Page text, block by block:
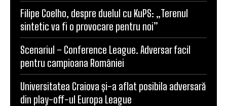
Filipe Coelho, despre duelul cu KuPS: „Terenul
sintetic va fi o provocare pentru noi”
Scenariul – Conference League. Adversar facil
pentru campioana României
Universitatea Craiova și-a aflat posibila adversară
din play-off-ul Europa League